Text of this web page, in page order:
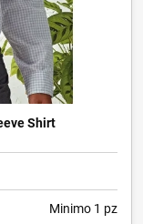
Shirt
Minimo 1 pz